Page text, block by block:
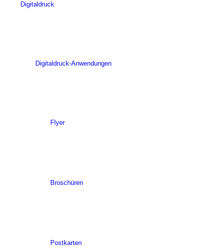
Digitaldruck
Digitaldruck-Anwendungen
Flyer
Broschüren
Postkarten